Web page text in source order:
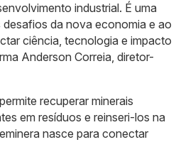
industrial. É uma
desafios da nova economia e ao
ciência, tecnologia e impacto
Anderson Correia, diretor-
recuperar minerais
em resíduos e reinseri-los na
nasce para conectar